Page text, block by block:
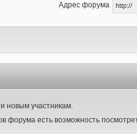
Адрес форума
новым участникам.
форума есть возможность